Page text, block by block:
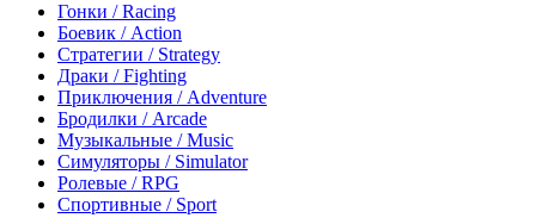
Гонки / Racing
Боевик / Action
Стратегии / Strategy
Драки / Fighting
Приключения / Adventure
Бродилки / Arcade
Музыкальные / Music
Симуляторы / Simulator
Ролевые / RPG
Спортивные / Sport